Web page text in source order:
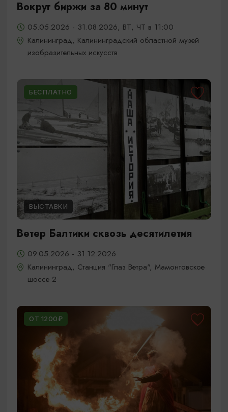
Вокруг биржи за 80 минут
05.05.2026 - 31.08.2026, ВТ, ЧТ в 11:00
Калининград, Калининградский областной музей
изобразительных искусств
БЕСПЛАТНО
ВЫСТАВКИ
Ветер Балтики сквозь десятилетия
09.05.2026 - 31.12.2026
Калининград, Станция "Глаз Ветра", Мамонтовское
шоссе 2
ОТ 1200₽